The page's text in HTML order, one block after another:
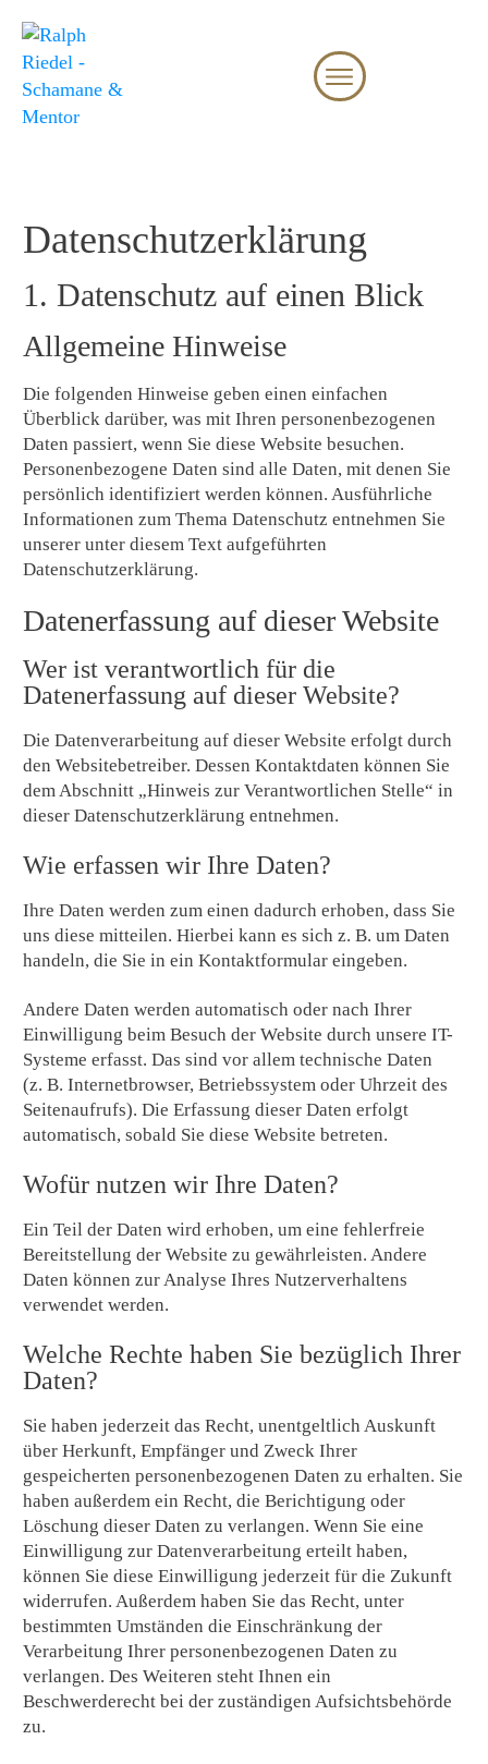
Datenschutz­erklärung
1. Datenschutz auf einen Blick
Allgemeine Hinweise
Die folgenden Hinweise geben einen einfachen
Überblick darüber, was mit Ihren personenbezogenen
Daten passiert, wenn Sie diese Website besuchen.
Personenbezogene Daten sind alle Daten, mit denen Sie
persönlich identifiziert werden können. Ausführliche
Informationen zum Thema Datenschutz entnehmen Sie
unserer unter diesem Text aufgeführten
Datenschutzerklärung.
Datenerfassung auf dieser Website
Wer ist verantwortlich für die
Datenerfassung auf dieser Website?
Die Datenverarbeitung auf dieser Website erfolgt durch
den Websitebetreiber. Dessen Kontaktdaten können Sie
dem Abschnitt „Hinweis zur Verantwortlichen Stelle“ in
dieser Datenschutzerklärung entnehmen.
Wie erfassen wir Ihre Daten?
Ihre Daten werden zum einen dadurch erhoben, dass Sie
uns diese mitteilen. Hierbei kann es sich z. B. um Daten
handeln, die Sie in ein Kontaktformular eingeben.
Andere Daten werden automatisch oder nach Ihrer
Einwilligung beim Besuch der Website durch unsere IT-
Systeme erfasst. Das sind vor allem technische Daten
(z. B. Internetbrowser, Betriebssystem oder Uhrzeit des
Seitenaufrufs). Die Erfassung dieser Daten erfolgt
automatisch, sobald Sie diese Website betreten.
Wofür nutzen wir Ihre Daten?
Ein Teil der Daten wird erhoben, um eine fehlerfreie
Bereitstellung der Website zu gewährleisten. Andere
Daten können zur Analyse Ihres Nutzerverhaltens
verwendet werden.
Welche Rechte haben Sie bezüglich Ihrer
Daten?
Sie haben jederzeit das Recht, unentgeltlich Auskunft
über Herkunft, Empfänger und Zweck Ihrer
gespeicherten personenbezogenen Daten zu erhalten. Sie
haben außerdem ein Recht, die Berichtigung oder
Löschung dieser Daten zu verlangen. Wenn Sie eine
Einwilligung zur Datenverarbeitung erteilt haben,
können Sie diese Einwilligung jederzeit für die Zukunft
widerrufen. Außerdem haben Sie das Recht, unter
bestimmten Umständen die Einschränkung der
Verarbeitung Ihrer personenbezogenen Daten zu
verlangen. Des Weiteren steht Ihnen ein
Beschwerderecht bei der zuständigen Aufsichtsbehörde
zu.